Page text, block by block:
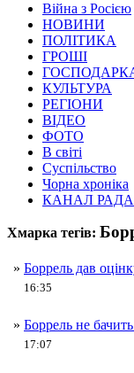
Війна з Росією
НОВИНИ
ПОЛІТИКА
ГРОШІ
КУЛЬТУРА
РЕГІОНИ
ВІДЕО
ФОТО
В світі
Суспільство
Чорна хроніка
КАНАЛ РАДА
Хмарка тегів:
» Боррель дав
16:35
» Боррель не
17:07